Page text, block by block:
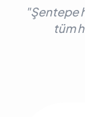
"Şentepe
tüm